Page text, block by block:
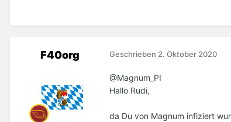
F40org Geschrieben 2. Oktober 2020
@Magnum_PI
Hallo Rudi,
da Du von Magnum infiziert